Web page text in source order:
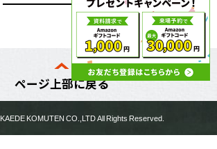
ページ上部に戻る
KAEDE KOMUTENCO.,LTD All Rights Reserved.